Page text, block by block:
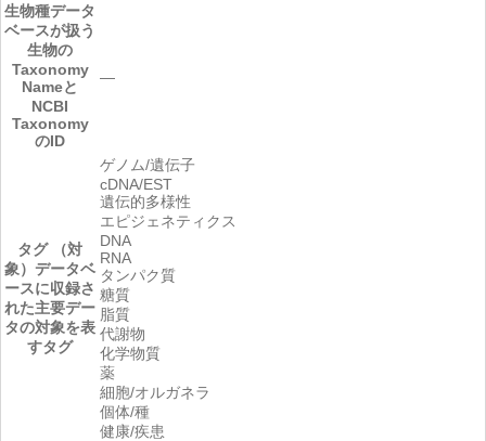
生物種データ
ベースが扱う
生物の
Taxonomy
Nameと
NCBI
Taxonomy
のID
―
タグ （対
象） データベ
ースに収録さ
れた主要デー
タの対象を表
すタグ
ゲノム/遺伝子
cDNA/EST
遺伝的多様性
エピジェネティクス
DNA
RNA
タンパク質
糖質
脂質
代謝物
化学物質
薬
細胞/オルガネラ
個体/種
健康/疾患